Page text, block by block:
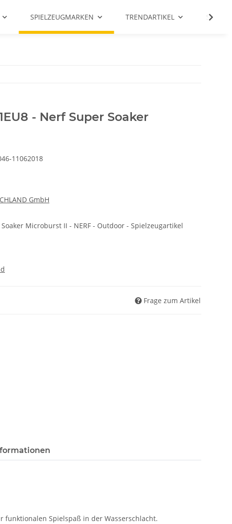
SPIELZEUGMARKEN TRENDARTIKEL SALE %
- Nerf Super Soaker
11062018
GmbH
Soaker Microburst II - NERF - Outdoor - Spielzeugartikel
Frage zum Artikel
funktionalen Spielspaß in der Wasserschlacht.